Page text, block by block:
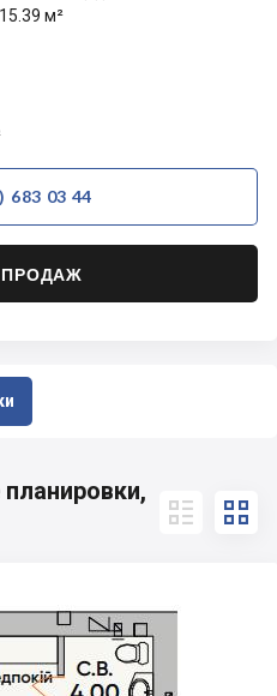
15.39 м²
683 03 44
ПРОДАЖ
 